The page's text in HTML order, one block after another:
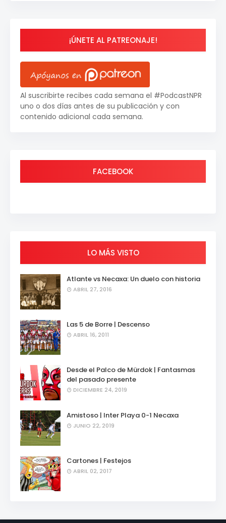
¡ÚNETE AL PATREONAJE!
Al suscribirte recibes cada semana el #PodcastNPR
uno o dos días antes de su publicación y con
contenido adicional cada semana.
FACEBOOK
LO MÁS VISTO
Atlante vs Necaxa: Un duelo con historia
ABRIL 27, 2016
Las 5 de Borre | Descenso
ABRIL 16, 2011
Desde el Palco de Mürdok | Fantasmas
del pasado presente
DICIEMBRE 24, 2019
Amistoso | Inter Playa 0-1 Necaxa
JUNIO 22, 2019
Cartones | Festejos
ABRIL 02, 2017